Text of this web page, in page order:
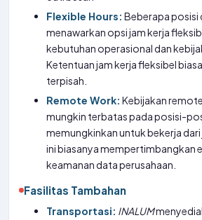
Flexible Hours: Beberapa posisi
menawarkan opsi jam kerja
kebutuhan operasional dan
Ketentuan jam kerja fleksibel
terpisah.
Remote Work: Kebijakan
mungkin terbatas pada posisi-
memungkinkan untuk bekerja dari
ini biasanya mempertimbangkan
keamanan data perusahaan.
Fasilitas Tambahan
Transportasi: INALUM